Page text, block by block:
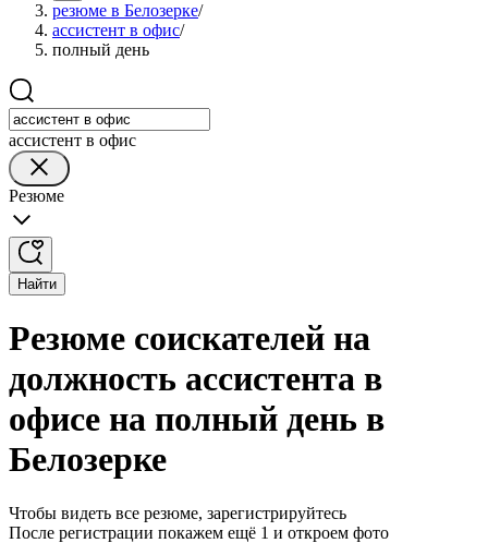
резюме в Белозерке/
ассистент в офис/
полный день
ассистент в офис
Резюме
Найти
Резюме соискателей на
должность ассистента в
офисе на полный день в
Белозерке
Чтобы видеть все резюме, зарегистрируйтесь
После регистрации покажем ещё 1 и откроем фото